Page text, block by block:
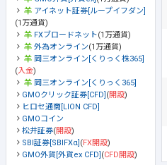
アイネット証券[ループイフダン]
(1万通貨)
FXブロードネット(1万通貨)
外為オンライン(1万通貨)
岡三オンライン[くりっく株365]
(入金)
岡三オンライン[くりっく365]
GMOクリック証券[CFD] (開設)
ヒロセ通商[LION CFD]
GMOコイン
松井証券(開設)
SBI証券[SBIFXα] (FX開設)
GMO外貨[外貨ex CFD] (CFD開設)